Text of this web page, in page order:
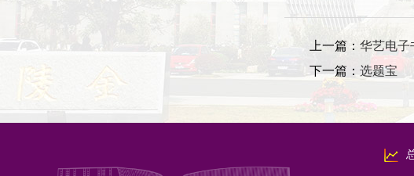
上一篇： 华艺电子
下一篇： 选题宝